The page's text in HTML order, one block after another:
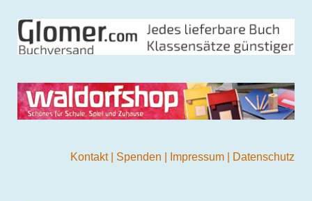
Kontakt Spenden Impressum Datenschutz